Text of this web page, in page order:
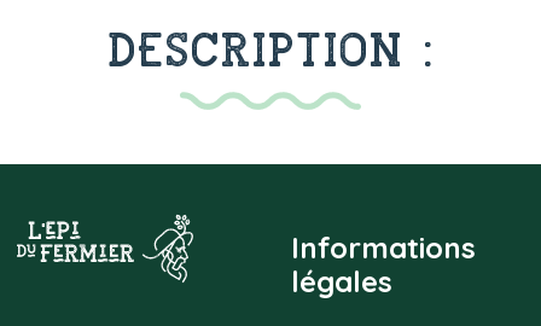
DESCRIPTION :
Informations
légales